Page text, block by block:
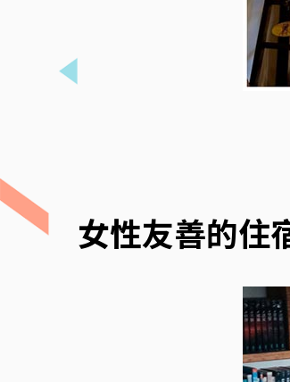
女性友善的住